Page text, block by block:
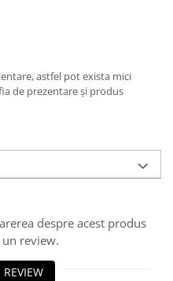
astfel pot exista mici
de prezentare și produs
despre acest produs
review.